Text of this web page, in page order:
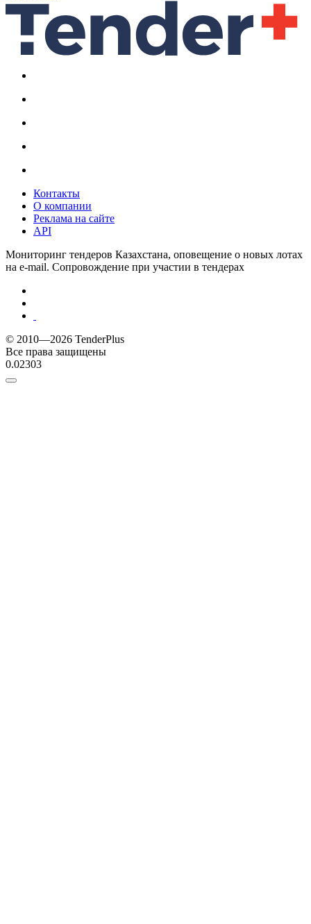
Контакты
О компании
Реклама на сайте
API
Мониторинг тендеров Казахстана, оповещение о новых лотах
на e-mail. Сопровождение при участии в тендерах
© 2010—2026 TenderPlus
Все права защищены
0.02303